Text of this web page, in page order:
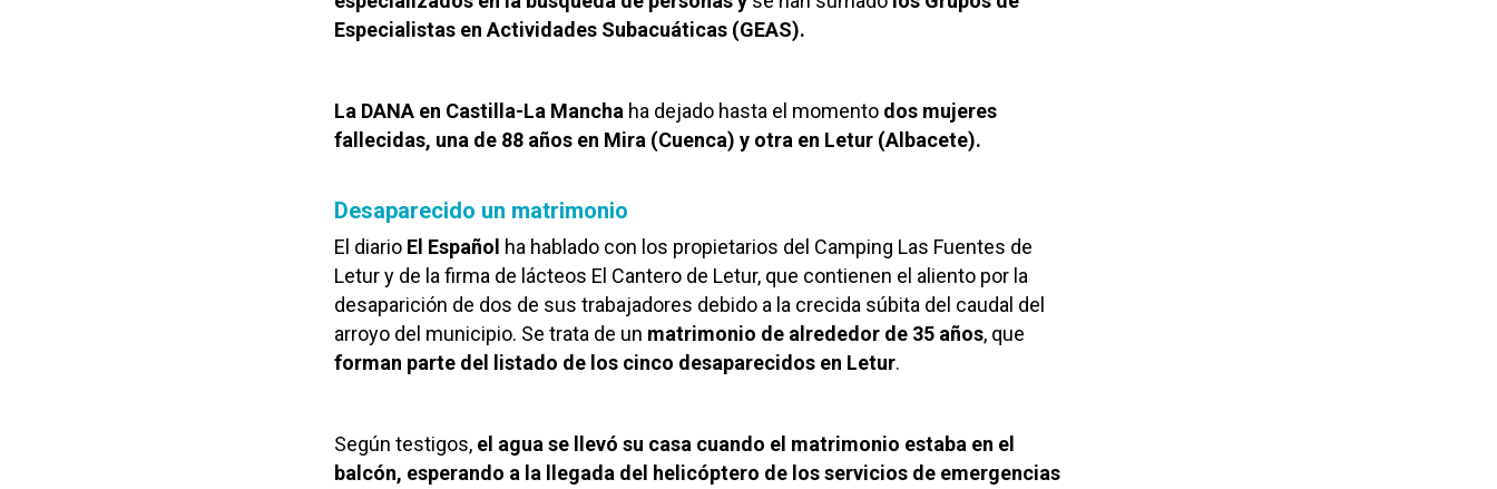
Especialistas en Actividades Subacuáticas (GEAS).
La DANA en Castilla-La Mancha ha dejado hasta el momento dos mujeres
fallecidas, una de 88 años en Mira (Cuenca) y otra en Letur (Albacete).
Desaparecido un matrimonio
El diario El Español ha hablado con los propietarios del Camping Las Fuentes de
Letur y de la firma de lácteos El Cantero de Letur, que contienen el aliento por la
desaparición de dos de sus trabajadores debido a la crecida súbita del caudal del
arroyo del municipio. Se trata de un matrimonio de alrededor de 35 años, que
forman parte del listado de los cinco desaparecidos en Letur.
Según testigos, el agua se llevó su casa cuando el matrimonio estaba en el
balcón, esperando a la llegada del helicóptero de los servicios de emergencias